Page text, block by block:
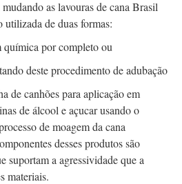
as lavouras de cana Brasil
utilizada de duas formas:
química por completo ou
deste procedimento de adubação
de canhões para aplicação em
de álcool e açucar usando o
de moagem da cana
desses produtos são
suportam a agressividade que a
materiais.